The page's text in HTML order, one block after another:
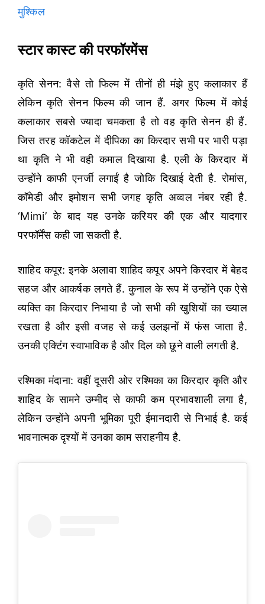
मुश्किल
स्टार कास्ट की परफॉरमेंस
कृति सेनन: वैसे तो फिल्म में तीनों ही मंझे हुए कलाकार हैं
लेकिन कृति सेनन फिल्म की जान हैं. अगर फिल्म में कोई
कलाकार सबसे ज्यादा चमकता है तो वह कृति सेनन ही हैं.
जिस तरह कॉकटेल में दीपिका का किरदार सभी पर भारी पड़ा
था कृति ने भी वही कमाल दिखाया है. एली के किरदार में
उन्होंने काफी एनर्जी लगाईं है जोकि दिखाई देती है. रोमांस,
कॉमेडी और इमोशन सभी जगह कृति अव्वल नंबर रही है.
‘Mimi’ के बाद यह उनके करियर की एक और यादगार
परफॉर्मेंस कही जा सकती है.
शाहिद कपूर: इनके अलावा शाहिद कपूर अपने किरदार में बेहद
सहज और आकर्षक लगते हैं. कुनाल के रूप में उन्होंने एक ऐसे
व्यक्ति का किरदार निभाया है जो सभी की खुशियों का ख्याल
रखता है और इसी वजह से कई उलझनों में फंस जाता है.
उनकी एक्टिंग स्वाभाविक है और दिल को छूने वाली लगती है.
रश्मिका मंदाना: वहीं दूसरी ओर रश्मिका का किरदार कृति और
शाहिद के सामने उम्मीद से काफी कम प्रभावशाली लगा है,
लेकिन उन्होंने अपनी भूमिका पूरी ईमानदारी से निभाई है. कई
भावनात्मक दृश्यों में उनका काम सराहनीय है.